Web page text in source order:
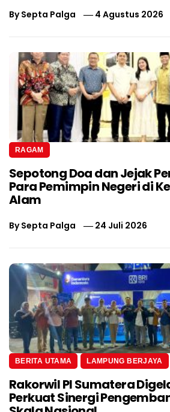
BySepta Palga 4 Agustus 2026
RAGAM
Sepotong Doa dan Jejak
Para Pemimpin Negeri di
Alam
BySepta Palga 24 Juli 2026
BERITA UTAMA LAMPUNG BERJAYA
Rakorwil PI Sumatera
Perkuat Sinergi